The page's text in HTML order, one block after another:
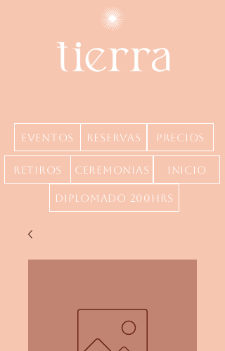
Reservas
Eventos precios
Ceremonias
Retiros inicio
Diplomado 200hrs